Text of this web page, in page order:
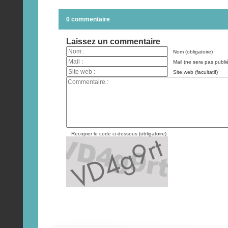
0 commentaire
Laissez un commentaire
Nom (obligatoire)
Mail (ne sera pas
Site web (facultatif)
Recopier le code ci-dessous (obligatoire)